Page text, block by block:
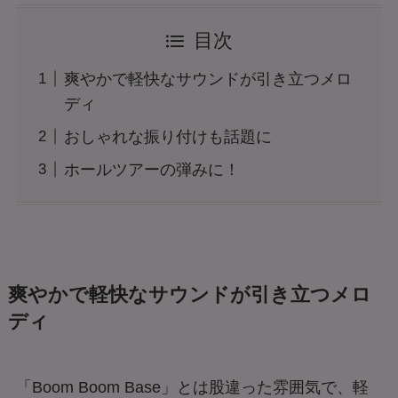
目次
爽やかで軽快なサウンドが引き立つメロ
ディ
おしゃれな振り付けも話題に
ホールツアーの弾みに！
爽やかで軽快なサウンドが引き立つメロ
ディ
「Boom Boom Base」とは股違った雰囲気で、軽